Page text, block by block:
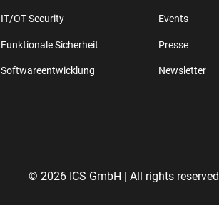
IT/OT Security
Funktionale Sicherheit
Softwareentwicklung
Events
Presse
Newsletter
© 2026 ICS GmbH | All rights reserved